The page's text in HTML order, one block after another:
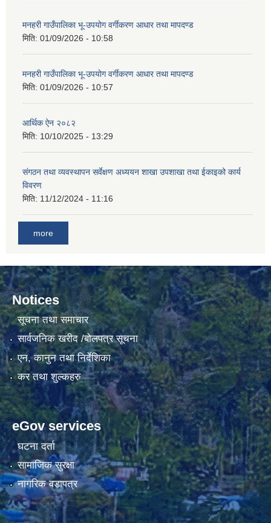
मनहरी गाउँपालिका भू-उपयोग वर्गीकरण आधार तथा मापदण्ड
मिति: 01/09/2026 - 10:58
मनहरी गाउँपालिका भू-उपयोग वर्गीकरण आधार तथा मापदण्ड
मिति: 01/09/2026 - 10:57
आर्थिक ऐन २०८२
मिति: 10/10/2025 - 13:29
संगठन तथा व्यवस्थापन सर्वेक्षण अध्ययन शाखा उपशाखा तथा ईकाइको कार्य
विवरण
मिति: 11/12/2024 - 11:16
more
Notices
सूचना तथा समाचार
सार्वजनिक खरीद /बोलपत्र सूचना
एन, कानुन तथा निर्देशिका
कर तथा शुल्कहरु
eGov services
घटना दर्ता
सामाजिक सुरक्षा
नागरिक वडापत्र